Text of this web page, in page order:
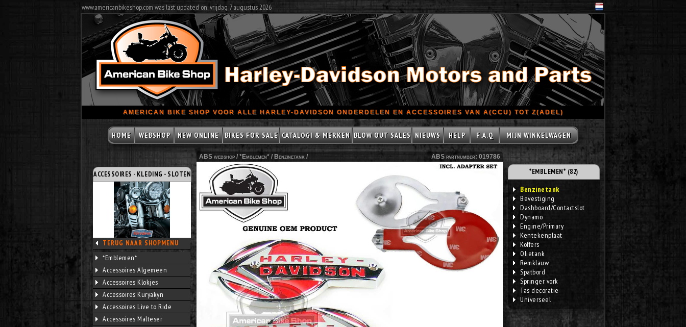
www.americanbikeshop.com was last updated on: vrijdag 7 augustus 2026
AMERICAN BIKE SHOP VOOR ALLE HARLEY-DAVIDSON ONDERDELEN EN ACCESSOIRES VAN A(CCU) TOT Z(ADEL)
HOME WEBSHOP NEW ONLINE BIKES FOR SALE CATALOGI & MERKEN BLOW OUT SALES NIEUWS HELP F.A.Q MIJN WINKELWAGEN
ACCESSOIRES - KLEDING - SLOTEN
TERUG NAAR SHOPMENU
*Emblemen*
Accessoires Algemeen
Accessoires Klokjes
Accessoires Kuryakyn
Accessoires Live to Ride
Accessoires Malteser
ABS webshop / *Emblemen* / Benzinetank / ABS partnumber: 019786
*EMBLEMEN* (82)
Benzinetank
Bevestiging
Dashboard/Contactslot
Dynamo
Engine/Primary
Kentekenplaat
Koffers
Olietank
Remklauw
Spatbord
Springer vork
Tas decoratie
Universeel